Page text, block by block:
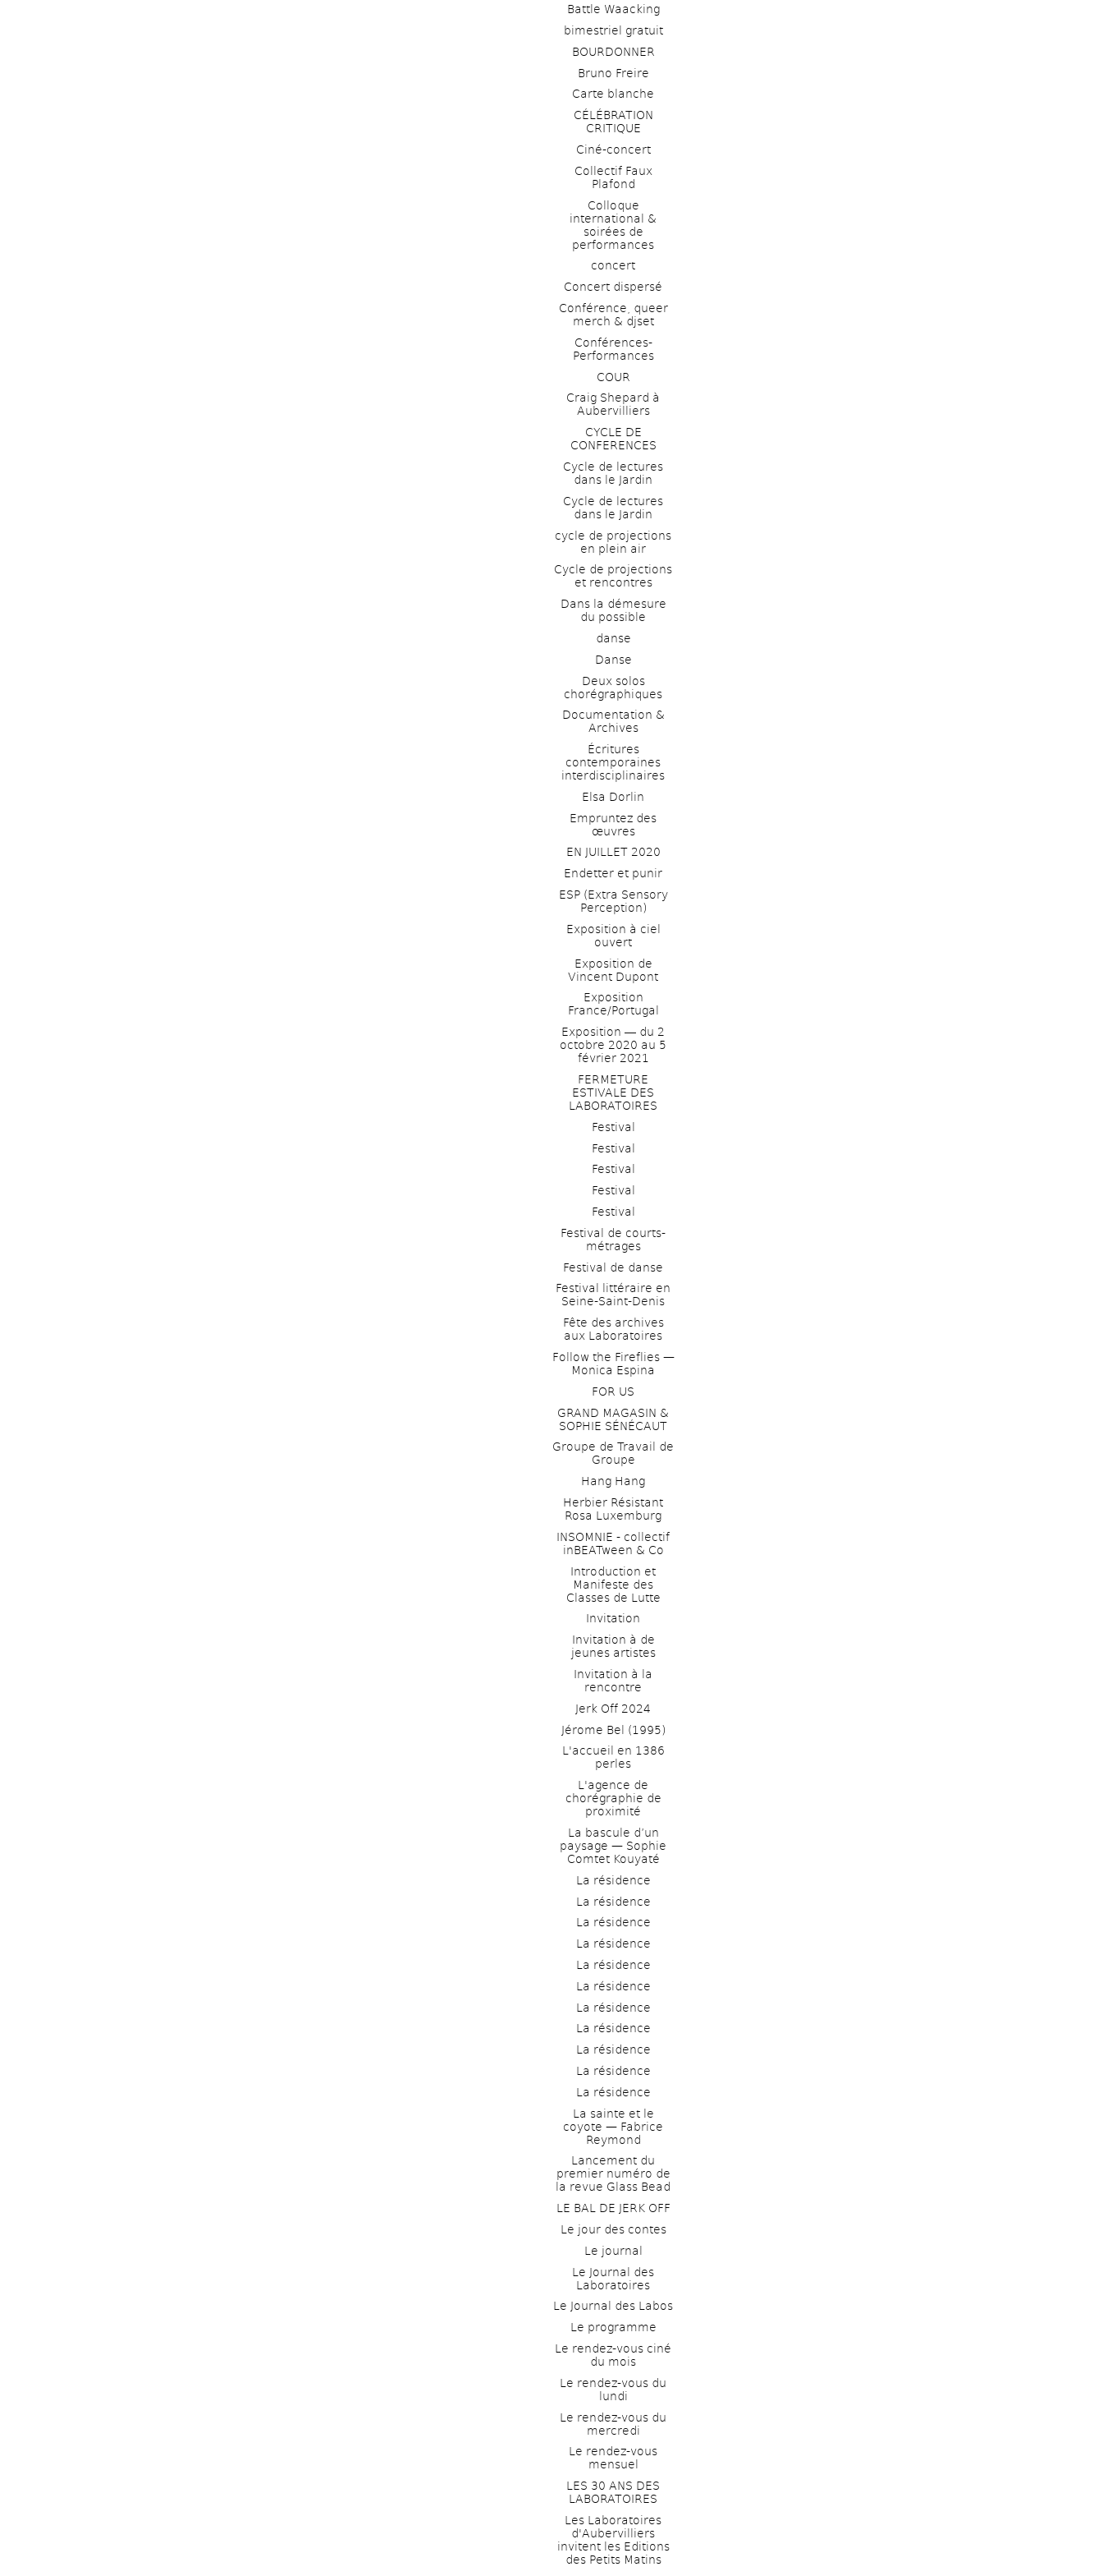
Battle Waacking
bimestriel gratuit
BOURDONNER
Bruno Freire
Carte blanche
CÉLÉBRATION
CRITIQUE
Ciné-concert
Collectif Faux
Plafond
Colloque
international &
soirées de
performances
concert
Concert dispersé
Conférence, queer
merch & djset
Conférences-
Performances
COUR
Craig Shepard à
Aubervilliers
CYCLE DE
CONFERENCES
Cycle de lectures
dans le Jardin
Cycle de lectures
dans le Jardin
cycle de projections
en plein air
Cycle de projections
et rencontres
Dans la démesure
du possible
danse
Danse
Deux solos
chorégraphiques
Documentation &
Archives
Écritures
contemporaines
interdisciplinaires
Elsa Dorlin
Empruntez des
œuvres
EN JUILLET 2020
Endetter et punir
ESP (Extra Sensory
Perception)
Exposition à ciel
ouvert
Exposition de
Vincent Dupont
Exposition
France/Portugal
Exposition ― du 2
octobre 2020 au 5
février 2021
FERMETURE
ESTIVALE DES
LABORATOIRES
Festival
Festival
Festival
Festival
Festival
Festival de courts-
métrages
Festival de danse
Festival littéraire en
Seine-Saint-Denis
Fête des archives
aux Laboratoires
Follow the Fireflies —
Monica Espina
FOR US
GRAND MAGASIN &
SOPHIE SÉNÉCAUT
Groupe de Travail de
Groupe
Hang Hang
Herbier Résistant
Rosa Luxemburg
INSOMNIE - collectif
inBEATween & Co
Introduction et
Manifeste des
Classes de Lutte
Invitation
Invitation à de
jeunes artistes
Invitation à la
rencontre
Jerk Off 2024
Jérome Bel (1995)
L'accueil en 1386
perles
L'agence de
chorégraphie de
proximité
La bascule d’un
paysage — Sophie
Comtet Kouyaté
La résidence
La résidence
La résidence
La résidence
La résidence
La résidence
La résidence
La résidence
La résidence
La résidence
La résidence
La sainte et le
coyote — Fabrice
Reymond
Lancement du
premier numéro de
la revue Glass Bead
LE BAL DE JERK OFF
Le jour des contes
Le journal
Le Journal des
Laboratoires
Le Journal des Labos
Le programme
Le rendez-vous ciné
du mois
Le rendez-vous du
lundi
Le rendez-vous du
mercredi
Le rendez-vous
mensuel
LES 30 ANS DES
LABORATOIRES
Les Laboratoires
d'Aubervilliers
invitent les Editions
des Petits Matins